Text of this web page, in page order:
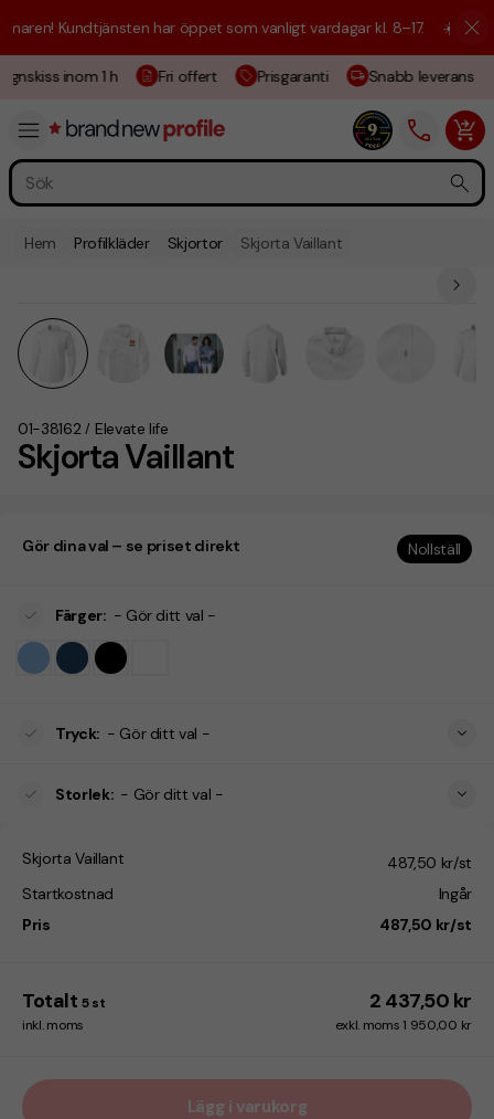
Kundtjänsten har öppet som vanligt vardagar kl. 8–17. ☀️ Vi är
inom 1 h Fri offert Prisgaranti Snabb leverans
Hem Profilkläder Skjortor Skjorta Vaillant
Skjorta Vaillant
01-38162 / Elevate life
Gör dina val – se priset direkt Nollställ
Färger: - Gör ditt val -
Tryck: - Gör ditt val -
Storlek: - Gör ditt val -
Skjorta Vaillant
487,50 kr/st
Startkostnad
Ingår
Pris
487,50 kr/st
Totalt 5 st 2 437,50 kr
inkl. moms exkl. moms 1 950,00 kr
Lägg i varukorg